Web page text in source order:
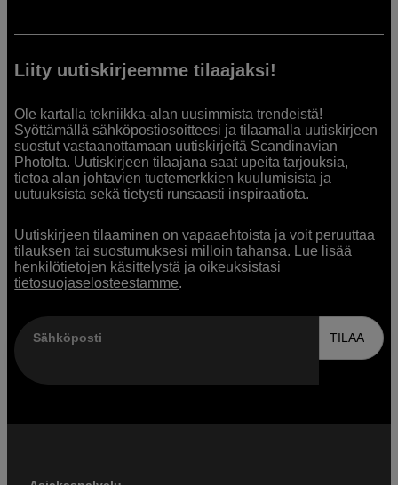
Liity uutiskirjeemme tilaajaksi!
Ole kartalla tekniikka-alan uusimmista trendeistä!
Syöttämällä sähköpostiosoitteesi ja tilaamalla uutiskirjeen
suostut vastaanottamaan uutiskirjeitä Scandinavian
Photolta. Uutiskirjeen tilaajana saat upeita tarjouksia,
tietoa alan johtavien tuotemerkkien kuulumisista ja
uutuuksista sekä tietysti runsaasti inspiraatiota.
Uutiskirjeen tilaaminen on vapaaehtoista ja voit peruuttaa
tilauksen tai suostumuksesi milloin tahansa. Lue lisää
henkilötietojen käsittelystä ja oikeuksistasi
tietosuojaselosteestamme.
Sähköposti TILAA